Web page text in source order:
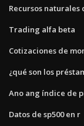
Recursos
Trading alfa beta
Cotizaciones de
¿qué son los
Ano ang índice de
Datos de sp500 en r